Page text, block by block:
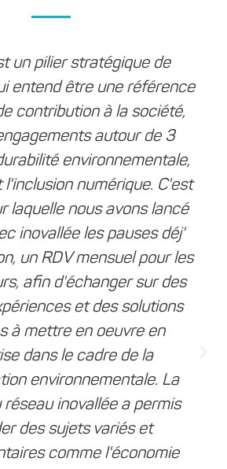
un pilier stratégique de
entend être une référence
contribution à la société,
autour de 3
environnementale,
l'inclusion numérique. C'est
laquelle nous avons lancé
inovallée les pauses déj'
un RDV mensuel pour les
afin d'échanger sur des
et des solutions
à mettre en oeuvre en
dans le cadre de la
environnementale. La
réseau inovallée a permis
des sujets variés et
comme l'économie